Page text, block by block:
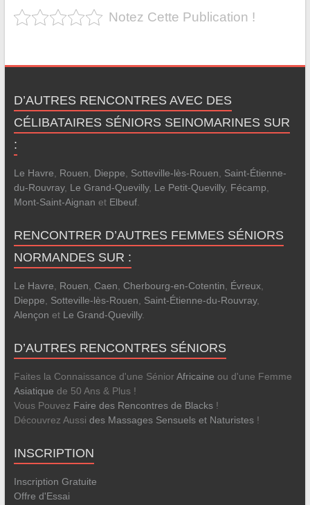
Notez Cette Publication !
D’AUTRES RENCONTRES AVEC DES
CÉLIBATAIRES SÉNIORS SEINOMARINES SUR
:
Le Havre Rouen Dieppe Sotteville-lès-Rouen
Saint-Étienne-
du-Rouvray, Le Grand-Quevilly, Le Petit-Quevilly, Fécamp
Mont-Saint-Aignan et Elbeuf.
RENCONTRER D’AUTRES FEMMES SÉNIORS
NORMANDES SUR :
Le Havre Rouen Caen Cherbourg-en-Cotentin Évreux,
Dieppe
Sotteville-lès-Rouen Saint-Étienne-du-Rouvray,
Alençon et Le Grand-Quevilly.
D’AUTRES RENCONTRES SÉNIORS
Faites la Connaissance d'une SéniorAfricaine ou d'une Femme
Asiatique de 50 Ans & Plus !
Vous Pouvez Faire des Rencontres de Blacks!
Découvrez Aussi des Massages Sensuels et Naturistes!
INSCRIPTION
Inscription Gratuite
Offre d'Essai